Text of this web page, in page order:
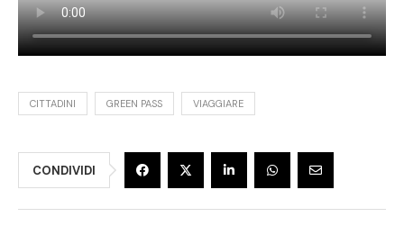
CITTADINI GREEN PASS VIAGGIARE
CONDIVIDI